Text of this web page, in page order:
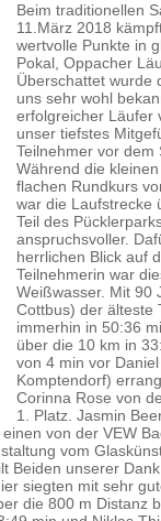
Beim traditionellen
11.März 2018
wertvolle Punkte in
Pokal, Oppacher
Überschattet wurde
uns sehr wohl
erfolgreicher Läufer
unser tiefstes
Teilnehmer vor dem
Während die
flachen Rundkurs
war die Laufstrecke
Teil des
anspruchsvoller.
herrlichen Blick auf
Teilnehmerin war
Weißwasser. Mit 90
Cottbus) der älteste
immerhin in 50:36
über die 10 km in
von 4 min vor
Komptendorf)
Corinna Rose von
1. Platz. Jasmin
von der VEW
vom
Beiden unserer
siegten mit sehr
die 800 m Distanz